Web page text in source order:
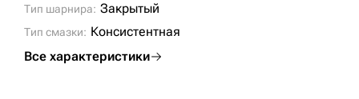
Тип шарнира: Закрытый
Тип смазки: Консистентная
Все характеристики